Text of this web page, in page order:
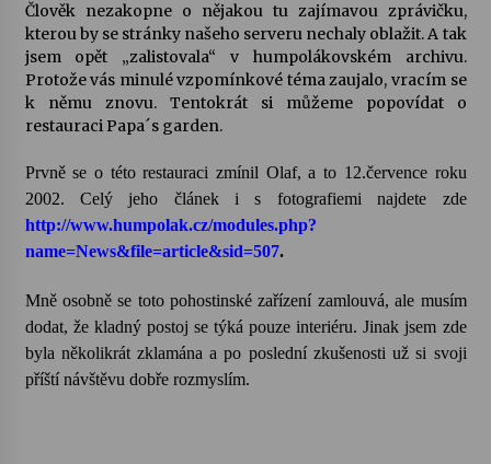
Pozvánka na integrační festival Quijotova
šedesátka: 28. 7.–1. 8. 2026
28. 7. 2026
Letní koncerty ve Stromovce: Kolchoz a
28. 7. 2026
Votavžatský ploty
23. 7. 2026
Letní koncerty ve Stromovce: Rufus Miller
22. 7. 2026
Člověk nezakopne o nějakou tu zajímavou zprávičku,
kterou by se stránky našeho serveru nechaly oblažit. A tak
jsem opět „zalistovala“ v humpolákovském archivu.
Protože vás minulé vzpomínkové téma zaujalo, vracím se
k němu znovu. Tentokrát si můžeme popovídat o
restauraci Papa´s garden.
Prvně se o této restauraci zmínil Olaf, a to 12.července roku
2002. Celý jeho článek i s fotografiemi najdete zde
http://www.humpolak.cz/modules.php?
name=News&file=article&sid=507.
Mně osobně se toto pohostinské zařízení zamlouvá, ale musím
dodat, že kladný postoj se týká pouze interiéru. Jinak jsem zde
byla několikrát zklamána a po poslední zkušenosti už si svoji
příští návštěvu dobře rozmyslím.